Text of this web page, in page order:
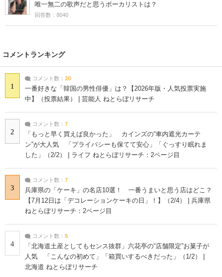
唯一無二の歌声だと思うボーカリストは？
回答数：8040
コメントランキング
1
コメント数： 20
一番好きな「韓国の男性俳優」は？【2026年版・人気投票実施
中】（投票結果） | 芸能人 ねとらぼリサーチ
2
コメント数： 7
「もっと早く買えば良かった」 カインズの“車内遮光カーテ
ン”が大人気 「プライバシーも保てて安心」「ぐっすり眠れま
した」（2/2） | ライフ ねとらぼリサーチ：2ページ目
3
コメント数： 7
兵庫県の「ケーキ」の名店10選！ 一番うまいと思う店はどこ？
【7月12日は「デコレーションケーキの日」！】（2/4） | 兵庫県
ねとらぼリサーチ：2ページ目
4
コメント数： 5
「北海道土産としてもセンス抜群」六花亭の“店舗限定”お菓子が
人気 「こんなの初めて」「箱買いするべきだった」（1/2） |
北海道 ねとらぼリサーチ